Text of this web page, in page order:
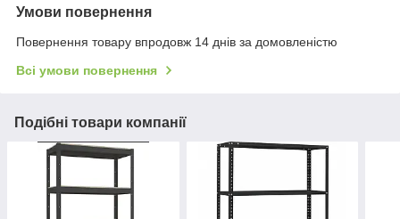
Умови повернення
Повернення товару впродовж 14 днів за домовленістю
Всі умови повернення
Подібні товари компанії